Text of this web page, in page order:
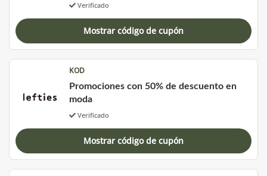
Verificado
Mostrar código de cupón
KOD
Promociones con 50% de descuento en
moda
Verificado
Mostrar código de cupón